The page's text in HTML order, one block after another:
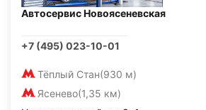
Автосервис Новоясеневская
+7 (495) 023-10-01
Тёплый Стан(930 м)
Ясенево(1,35 км)